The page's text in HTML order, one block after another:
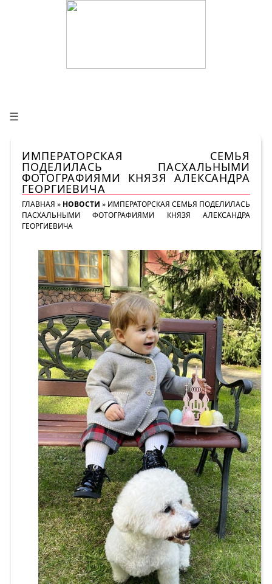
☰
ИМПЕРАТОРСКАЯ СЕМЬЯ
ПОДЕЛИЛАСЬ ПАСХАЛЬНЫМИ
ФОТОГРАФИЯМИ КНЯЗЯ АЛЕКСАНДРА
ГЕОРГИЕВИЧА
ГЛАВНАЯ » НОВОСТИ » ИМПЕРАТОРСКАЯ СЕМЬЯ ПОДЕЛИЛАСЬ
ПАСХАЛЬНЫМИ ФОТОГРАФИЯМИ КНЯЗЯ АЛЕКСАНДРА
ГЕОРГИЕВИЧА